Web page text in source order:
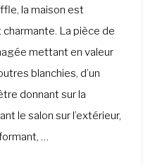
la maison est
La pièce de
mettant en valeur
blanchies, d’un
donnant sur la
le salon sur l’extérieur,
…